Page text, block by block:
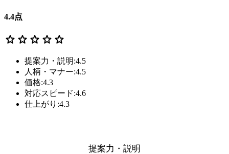
4.4点
star star star star star
提案力・説明:4.5
人柄・マナー:4.5
価格:4.3
対応スピード:4.6
仕上がり:4.3
提案力・説明